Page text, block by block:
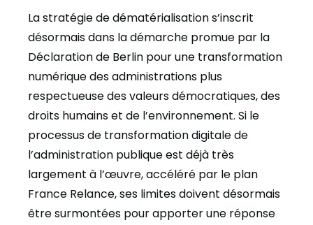
La stratégie de dématérialisation s’inscrit
désormais dans la démarche promue par la
Déclaration de Berlin pour une transformation
numérique des administrations plus
respectueuse des valeurs démocratiques, des
droits humains et de l’environnement. Si le
processus de transformation digitale de
l’administration publique est déjà très
largement à l’œuvre, accéléré par le plan
France Relance, ses limites doivent désormais
être surmontées pour apporter une réponse